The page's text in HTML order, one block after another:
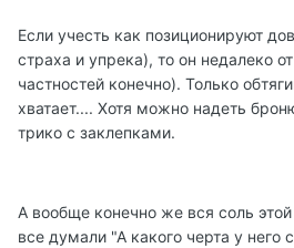
Если учесть как позиционируют
страха и упрека), то он недалеко
частностей конечно). Только
хватает.... Хотя можно надеть
трико с заклепками.
А вообще конечно же вся соль
все думали "А какого черта у него